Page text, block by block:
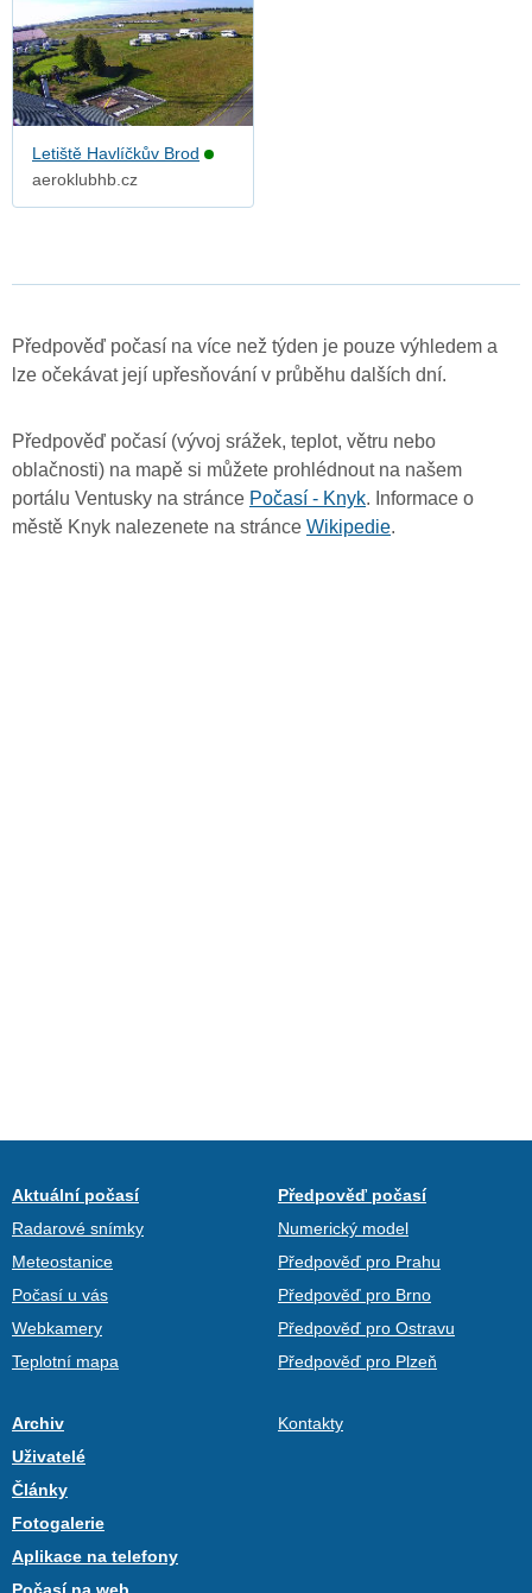
Letiště Havlíčkův Brod
aeroklubhb.cz
Předpověď počasí na více než týden je pouze výhledem a
lze očekávat její upřesňování v průběhu dalších dní.
Předpověď počasí (vývoj srážek, teplot, větru nebo
oblačnosti) na mapě si můžete prohlédnout na našem
portálu Ventusky na stránce Počasí - Knyk. Informace o
městě Knyk nalezenete na stránce Wikipedie.
Aktuální počasí
Radarové snímky
Meteostanice
Počasí u vás
Webkamery
Teplotní mapa
Předpověď počasí
Numerický model
Předpověď pro Prahu
Předpověď pro Brno
Předpověď pro Ostravu
Předpověď pro Plzeň
Archiv
Uživatelé
Články
Fotogalerie
Aplikace na telefony
Kontakty